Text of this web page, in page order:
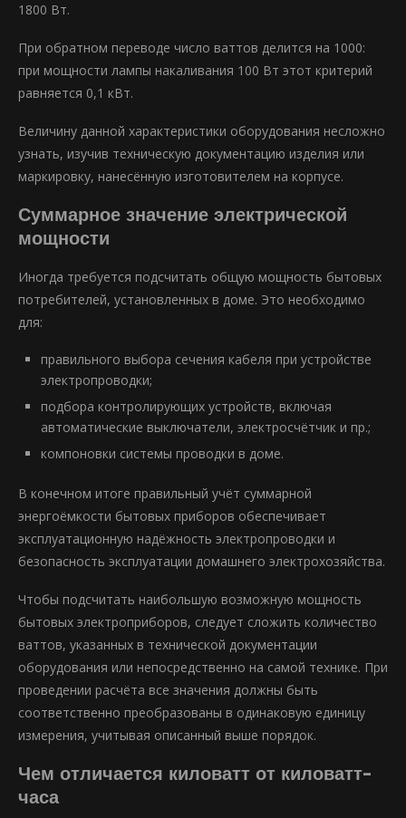
1800 Вт.
При обратном переводе число ваттов делится на 1000:
при мощности лампы накаливания 100 Вт этот критерий
равняется 0,1 кВт.
Величину данной характеристики оборудования несложно
узнать, изучив техническую документацию изделия или
маркировку, нанесённую изготовителем на корпусе.
Суммарное значение электрической
мощности
Иногда требуется подсчитать общую мощность бытовых
потребителей, установленных в доме. Это необходимо
для:
правильного выбора сечения кабеля при устройстве
электропроводки;
подбора контролирующих устройств, включая
автоматические выключатели, электросчётчик и пр.;
компоновки системы проводки в доме.
В конечном итоге правильный учёт суммарной
энергоёмкости бытовых приборов обеспечивает
эксплуатационную надёжность электропроводки и
безопасность эксплуатации домашнего электрохозяйства.
Чтобы подсчитать наибольшую возможную мощность
бытовых электроприборов, следует сложить количество
ваттов, указанных в технической документации
оборудования или непосредственно на самой технике. При
проведении расчёта все значения должны быть
соответственно преобразованы в одинаковую единицу
измерения, учитывая описанный выше порядок.
Чем отличается киловатт от киловатт-
часа